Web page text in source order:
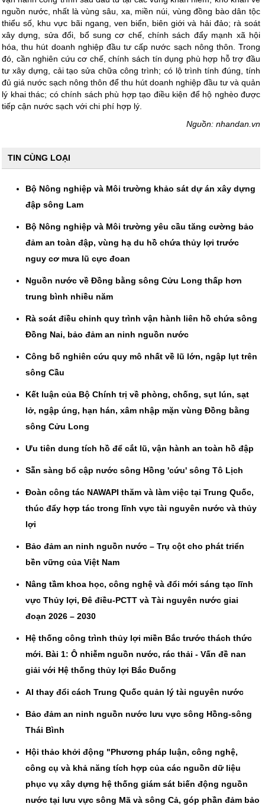
nguồn nước, nhất là vùng sâu, xa, miền núi, vùng đồng bào dân tộc
thiểu số, khu vực bãi ngang, ven biển, biên giới và hải đảo; rà soát
xây dựng, sửa đổi, bổ sung cơ chế, chính sách đẩy mạnh xã hội
hóa, thu hút doanh nghiệp đầu tư cấp nước sạch nông thôn. Trong
đó, cần nghiên cứu cơ chế, chính sách tín dụng phù hợp hỗ trợ đầu
tư xây dựng, cải tạo sửa chữa công trình; có lộ trình tính đúng, tính
đủ giá nước sạch nông thôn để thu hút doanh nghiệp đầu tư và quản
lý khai thác; có chính sách phù hợp tạo điều kiện để hộ nghèo được
tiếp cận nước sạch với chi phí hợp lý.
Nguồn: nhandan.vn
TIN CÙNG LOẠI
Bộ Nông nghiệp và Môi trường khảo sát dự án xây dựng
đập sông Lam
Bộ Nông nghiệp và Môi trường yêu cầu tăng cường bảo
đảm an toàn đập, vùng hạ du hồ chứa thủy lợi trước
nguy cơ mưa lũ cực đoan
Nguồn nước về Đồng bằng sông Cửu Long thấp hơn
trung bình nhiều năm
Rà soát điều chỉnh quy trình vận hành liên hồ chứa sông
Đồng Nai, bảo đảm an ninh nguồn nước
Công bố nghiên cứu quy mô nhất về lũ lớn, ngập lụt trên
sông Cầu
Kết luận của Bộ Chính trị về phòng, chống, sụt lún, sạt
lở, ngập úng, hạn hán, xâm nhập mặn vùng Đồng bằng
sông Cửu Long
Ưu tiên dung tích hồ để cắt lũ, vận hành an toàn hồ đập
Sẵn sàng bổ cập nước sông Hồng 'cứu' sông Tô Lịch
Đoàn công tác NAWAPI thăm và làm việc tại Trung Quốc,
thúc đẩy hợp tác trong lĩnh vực tài nguyên nước và thủy
lợi
Bảo đảm an ninh nguồn nước – Trụ cột cho phát triển
bền vững của Việt Nam
Nâng tầm khoa học, công nghệ và đổi mới sáng tạo lĩnh
vực Thủy lợi, Đê điều-PCTT và Tài nguyên nước giai
đoạn 2026 – 2030
Hệ thống công trình thủy lợi miền Bắc trước thách thức
mới. Bài 1: Ô nhiễm nguồn nước, rác thải - Vấn đề nan
giải với Hệ thống thủy lợi Bắc Đuống
AI thay đổi cách Trung Quốc quản lý tài nguyên nước
Bảo đảm an ninh nguồn nước lưu vực sông Hồng-sông
Thái Bình
Hội thảo khởi động "Phương pháp luận, công nghệ,
công cụ và khả năng tích hợp của các nguồn dữ liệu
phục vụ xây dựng hệ thống giám sát biến động nguồn
nước tại lưu vực sông Mã và sông Cả, góp phần đảm bảo